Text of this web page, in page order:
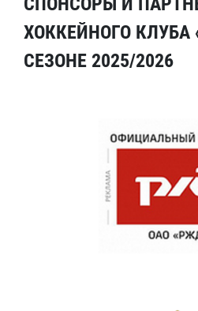
ХОККЕЙНОГО КЛУБА
СЕЗОНЕ 2025/2026